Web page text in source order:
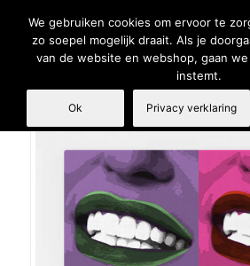
We gebruiken cookies om ervoor te
zo soepel mogelijk draait. Als je
van de website en webshop, gaan
instemt.
Ok Privacy verklaring